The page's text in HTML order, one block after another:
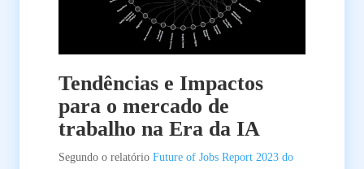
Tendências e Impactos
para o mercado de
trabalho na Era da IA
Segundo o relatório Future of Jobs Report 2023 do